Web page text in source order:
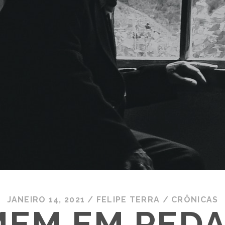
JANEIRO 14, 2021 / FELIPE TERRA / CRÔNICAS